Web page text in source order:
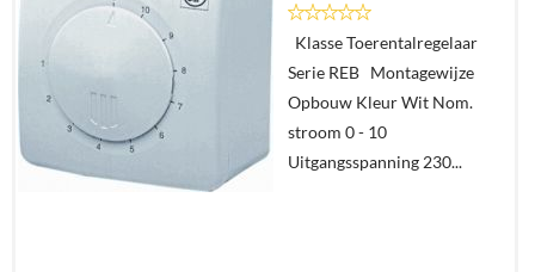
Details
In
Klasse Toerentalregelaar
Serie REB Montagewijze
Opbouw Kleur Wit Nom.
stroom 0 - 10
Uitgangsspanning 230...